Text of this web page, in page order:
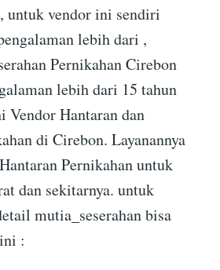
untuk vendor ini sendiri
lebih dari ,
Pernikahan Cirebon
lebih dari 15 tahun
Vendor Hantaran dan
di Cirebon. Layanannya
Pernikahan untuk
dan sekitarnya. untuk
mutia_seserahan bisa
: